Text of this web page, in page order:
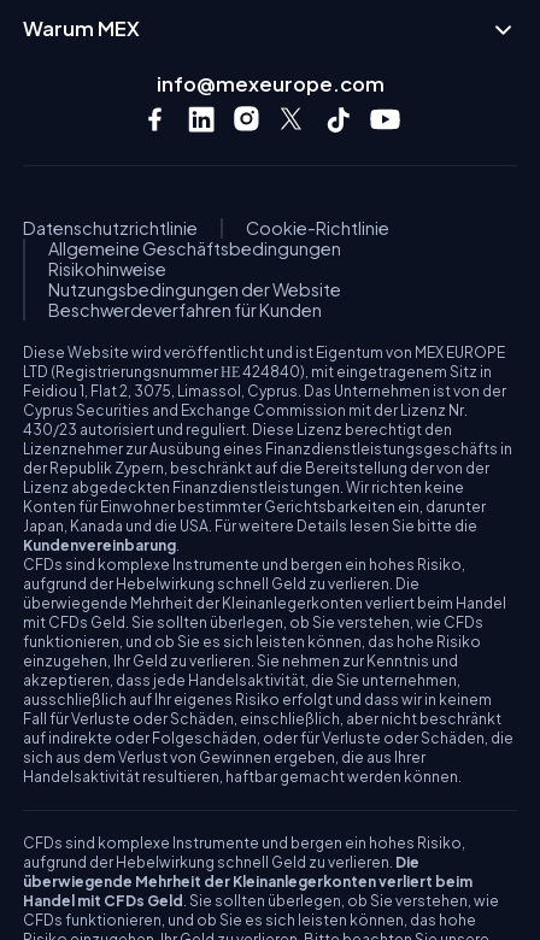
Warum MEX
info@mexeurope.com
Datenschutzrichtlinie
Cookie-Richtlinie
Allgemeine Geschäftsbedingungen
Risikohinweise
Nutzungsbedingungen der Website
Beschwerdeverfahren für Kunden
Diese Website wird veröffentlicht und ist Eigentum von MEX EUROPE
LTD (Registrierungsnummer ΗΕ 424840), mit eingetragenem Sitz in
Feidiou 1, Flat 2, 3075, Limassol, Cyprus. Das Unternehmen ist von der
Cyprus Securities and Exchange Commission mit der Lizenz Nr.
430/23 autorisiert und reguliert. Diese Lizenz berechtigt den
Lizenznehmer zur Ausübung eines Finanzdienstleistungsgeschäfts in
der Republik Zypern, beschränkt auf die Bereitstellung der von der
Lizenz abgedeckten Finanzdienstleistungen. Wir richten keine
Konten für Einwohner bestimmter Gerichtsbarkeiten ein, darunter
Japan, Kanada und die USA. Für weitere Details lesen Sie bitte die
Kundenvereinbarung
CFDs sind komplexe Instrumente und bergen ein hohes Risiko,
aufgrund der Hebelwirkung schnell Geld zu verlieren. Die
überwiegende Mehrheit der Kleinanlegerkonten verliert beim Handel
mit CFDs Geld. Sie sollten überlegen, ob Sie verstehen, wie CFDs
funktionieren, und ob Sie es sich leisten können, das hohe Risiko
einzugehen, Ihr Geld zu verlieren. Sie nehmen zur Kenntnis und
akzeptieren, dass jede Handelsaktivität, die Sie unternehmen,
ausschließlich auf Ihr eigenes Risiko erfolgt und dass wir in keinem
Fall für Verluste oder Schäden, einschließlich, aber nicht beschränkt
auf indirekte oder Folgeschäden, oder für Verluste oder Schäden, die
sich aus dem Verlust von Gewinnen ergeben, die aus Ihrer
Handelsaktivität resultieren, haftbar gemacht werden können.
CFDs sind komplexe Instrumente und bergen ein hohes Risiko,
aufgrund der Hebelwirkung schnell Geld zu verlieren. Die
überwiegende Mehrheit der Kleinanlegerkonten verliert beim
Handel mit CFDs Geld . Sie sollten überlegen, ob Sie verstehen, wie
CFDs funktionieren, und ob Sie es sich leisten können, das hohe